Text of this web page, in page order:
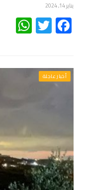
يناير 14, 2024
Facebook
Twitter
أخبار عاجلة